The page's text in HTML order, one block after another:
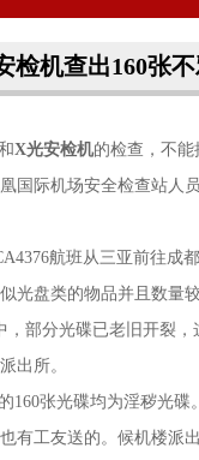
检机查出160张
X光安检机的检查，不
国际机场安全检查站人
航班从三亚前往
光盘类的物品并且数
部分光碟已老旧开裂
出所。
张光碟均为淫秽光
有工友送的。候机楼